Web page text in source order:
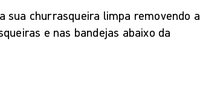
sua churrasqueira limpa removendo a
e nas bandejas abaixo da